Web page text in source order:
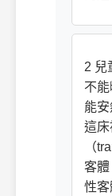
2 兒
不
能
這床
（
客
性